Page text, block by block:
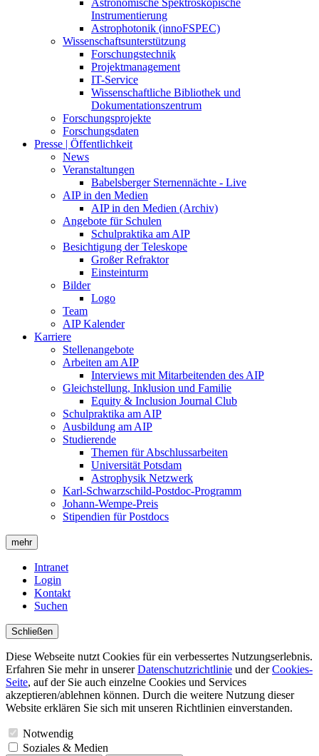
Astronomische Spektroskopische
Instrumentierung
Astrophotonik (innoFSPEC)
Wissenschaftsunterstützung
Forschungstechnik
Projektmanagement
IT-Service
Wissenschaftliche Bibliothek und
Dokumentationszentrum
Forschungsprojekte
Forschungsdaten
Presse | Öffentlichkeit
News
Veranstaltungen
Babelsberger Sternennächte - Live
AIP in den Medien
AIP in den Medien (Archiv)
Angebote für Schulen
Schulpraktika am AIP
Besichtigung der Teleskope
Großer Refraktor
Einsteinturm
Bilder
Logo
Team
AIP Kalender
Karriere
Stellenangebote
Arbeiten am AIP
Interviews mit Mitarbeitenden des AIP
Gleichstellung, Inklusion und Familie
Equity & Inclusion Journal Club
Schulpraktika am AIP
Ausbildung am AIP
Studierende
Themen für Abschlussarbeiten
Universität Potsdam
Astrophysik Netzwerk
Karl-Schwarzschild-Postdoc-Programm
Johann-Wempe-Preis
Stipendien für Postdocs
mehr
Intranet
Login
Kontakt
Suchen
Schließen
Diese Webseite nutzt Cookies für ein verbessertes Nutzungserlebnis.
Erfahren Sie mehr in unsererDatenschutzrichtlinie und derCookies-
Seite, auf der Sie auch einzelne Cookies und Services
akzeptieren/ablehnen können. Durch die weitere Nutzung dieser
Website erklären Sie sich mit unseren Richtlinien einverstanden.
Notwendig
Soziales & Medien